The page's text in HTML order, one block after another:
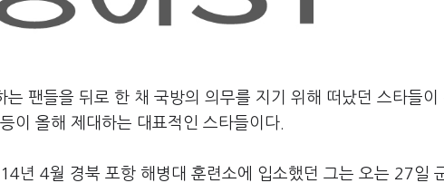
팬들을 뒤로 한 채 국방의 의무를 지기 위해 떠났던 스타들이
이 올해 제대하는 대표적인 스타들이다.
년 4월 경북 포항 해병대 훈련소에 입소했던 그는 오는 27일